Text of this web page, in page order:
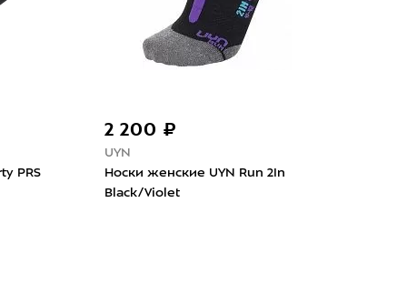
PRS
2 200 ₽
UYN
Носки женские UYN Run 2In
Black/Violet